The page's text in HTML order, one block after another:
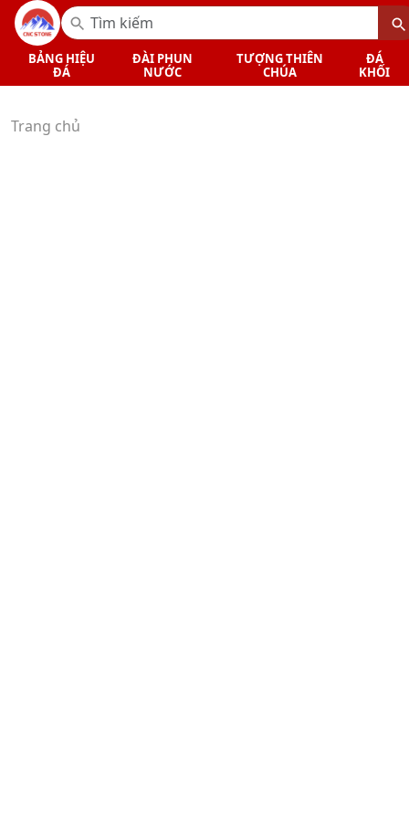
BẢNG HIỆU
ĐÁ
ĐÀI PHUN
NƯỚC
TƯỢNG THIÊN
CHÚA
ĐÁ
KHỐI
Trang chủ